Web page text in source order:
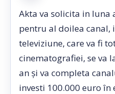
Akta va solicita in luna
pentru al doilea canal,
televiziune, care va fi
cinematografiei, se va
an și va completa
investi 100.000 euro în